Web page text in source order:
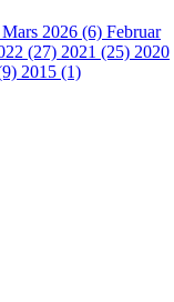
Mars 2026 (6) Februar
(27) 2021 (25) 2020
2015 (1)